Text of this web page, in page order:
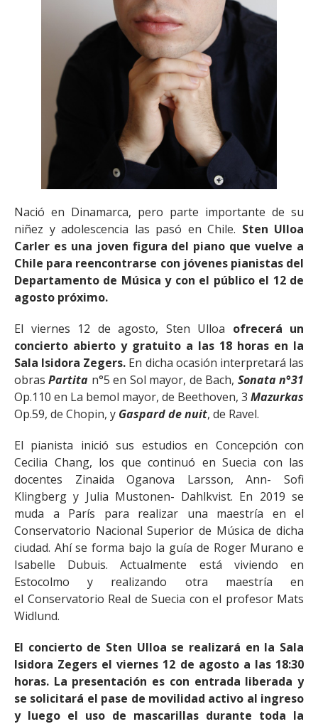
Nació en Dinamarca, pero parte importante de su
niñez y adolescencia las pasó en Chile. Sten Ulloa
Carler es una joven figura del piano que vuelve a
Chile para reencontrarse con jóvenes pianistas del
Departamento de Música y con el público el 12 de
agosto próximo.
El viernes 12 de agosto, Sten Ulloa ofrecerá un
concierto abierto y gratuito a las 18 horas en la
Sala Isidora Zegers. En dicha ocasión interpretará las
obrasPartita n°5 en Sol mayor, de Bach, Sonata n°31
Op.110 en La bemol mayor, de Beethoven, 3 Mazurkas
Op.59, de Chopin, y Gaspard de nuit, de Ravel.
El pianista inició sus estudios en Concepción con
Cecilia Chang, los que continuó en Suecia con las
docentes Zinaida Oganova Larsson, Ann- Sofi
Klingberg y Julia Mustonen- Dahlkvist. En 2019 se
muda a París para realizar una maestría en el
Conservatorio Nacional Superior de Música de dicha
ciudad. Ahí se forma bajo la guía de Roger Murano e
Isabelle Dubuis. Actualmente está viviendo en
Estocolmo y realizando otra maestría en
el Conservatorio Real de Suecia con el profesor Mats
Widlund.
El concierto de Sten Ulloa se realizará en la Sala
Isidora Zegers el viernes 12 de agosto a las 18:30
horas. La presentación es con entrada liberada y
se solicitará el pase de movilidad activo al ingreso
y luego el uso de mascarillas durante toda la